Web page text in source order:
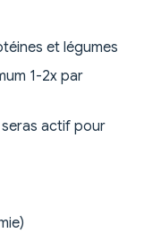
et légumes
1-2x par
actif pour